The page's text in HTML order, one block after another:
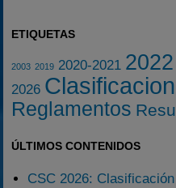
ETIQUETAS
2003 2019 2020-2021 2022
2026
Reglamentos
ÚLTIMOS CONTENIDOS
CSC 2026: